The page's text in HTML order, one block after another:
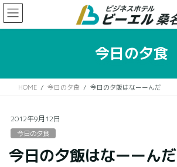
コ
ン
テ
移
ナ
ビ
ゲ
ン
今日の夕食
HOME 今日の夕食 今日の夕飯はなーーんだ
2012年9月12日
今日の夕食
今日の夕飯はなーーんだ